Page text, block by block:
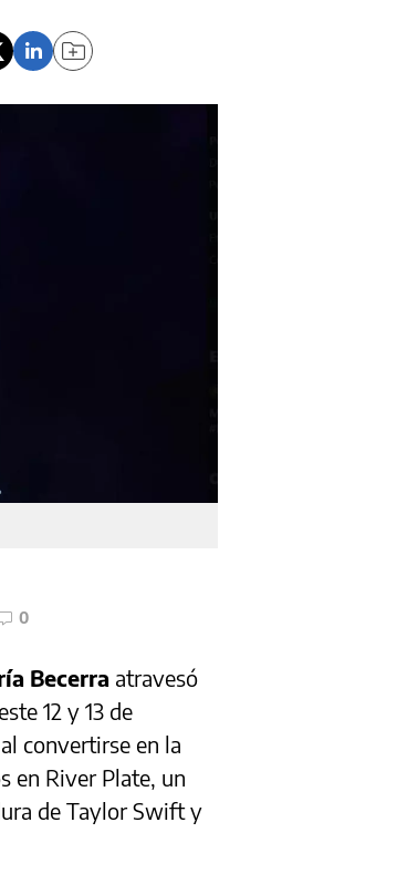
0
Becerra atravesó
12 y 13 de
convertirse en la
en River Plate, un
de Taylor Swift y